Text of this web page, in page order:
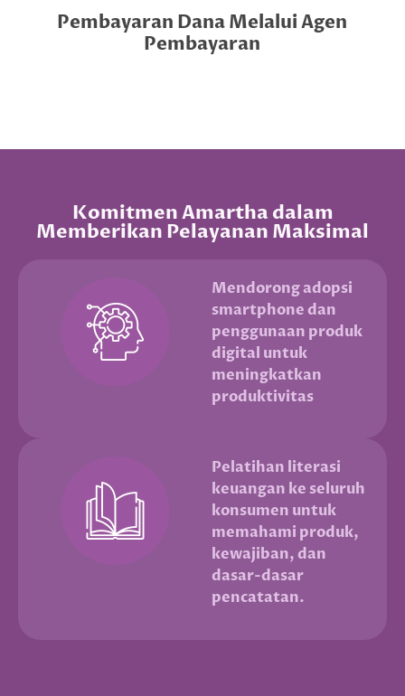
Pembayaran Dana Melalui Agen
Pembayaran
Komitmen Amartha dalam
Memberikan Pelayanan Maksimal
Mendorong adopsi
smartphone dan
penggunaan produk
digital untuk
meningkatkan
produktivitas
Pelatihan literasi
keuangan ke seluruh
konsumen untuk
memahami produk,
kewajiban, dan
dasar-dasar
pencatatan.